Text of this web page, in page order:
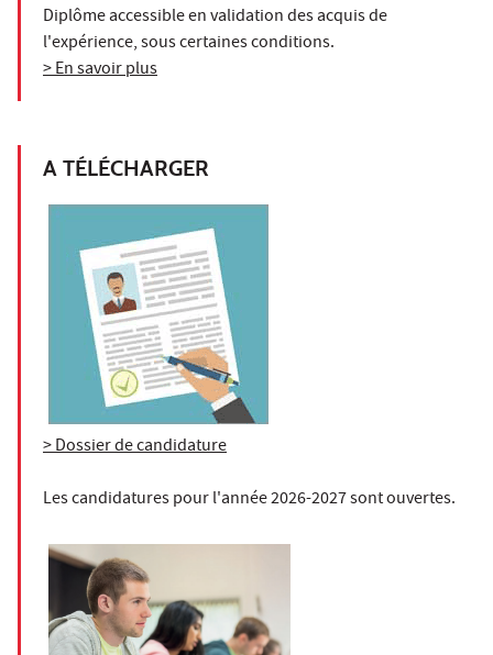
Diplôme accessible en validation des acquis de
l'expérience, sous certaines conditions.
> En savoir plus
A TÉLÉCHARGER
> Dossier de candidature
Les candidatures pour l'année 2026-2027 sont ouvertes.